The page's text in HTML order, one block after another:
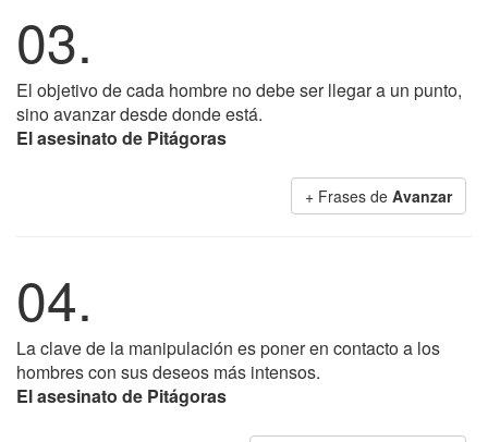
03.
El objetivo de cada hombre no debe ser llegar a un punto,
sino avanzar desde donde está.
El asesinato de Pitágoras
+ Frases de Avanzar
04.
La clave de la manipulación es poner en contacto a los
hombres con sus deseos más intensos.
El asesinato de Pitágoras